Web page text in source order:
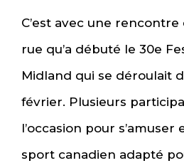
C’est avec une
rue qu’a débuté le 30e
Midland qui se déroulait
février. Plusieurs
l’occasion pour
sport canadien adapté